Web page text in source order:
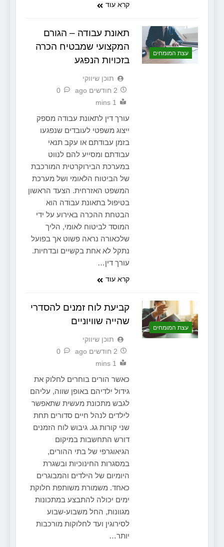
קרא עוד
עצת המומחים
תאונת עבודה – הגורם
המקצועי שמבטיח הכרה
בזכויות הנפגע
תוכן שיווקי
2 חודשים ago
0
1 mins
עורך דין לתאונת עבודה מספק
ייצוג משפטי לעובדים שנפגעו
בזמן עבודתם או עקב תנאי
עבודתם ומסייע להם לנווט
במערכת הבירוקרטית המורכבת
של הביטוח הלאומי ושל מערכת
המשפט האזרחית. הצעד הראשון
בטיפול בתאונת עבודה הוא
הבטחת ההכרה באירוע על ידי
המוסד לביטוח לאומי, הליך
שלכאורה נראה פשוט אך בפועל
נתקל לא אחת בקשיים ובדחיות.
עורך דין…
קרא עוד
עצת המומחים
קביעת לוח זמנים להסדרי
שהייה שוויוניים
תוכן שיווקי
2 חודשים ago
0
1 mins
כאשר הורים בוחרים לחלוק את
גידול ילדיהם באופן שווה, עליהם
לגבש מתכונת מעשית שתאפשר
לילדים לנהל חיים סדורים תחת
שני קורות גג. גיבוש לוח הזמנים
דורש התחשבות במיקום
הגיאוגרפי של בתי ההורים,
במסגרות החינוכיות ובשגרת
היומיום של הילדים והמבוגרים
כאחד. משמורת משותפת חלוקת
ימים יכולה להתבצע במתכונות
מגוונות, החל משבוע-שבוע
לסירוגין ועד לחלוקות מורכבות
יותר…